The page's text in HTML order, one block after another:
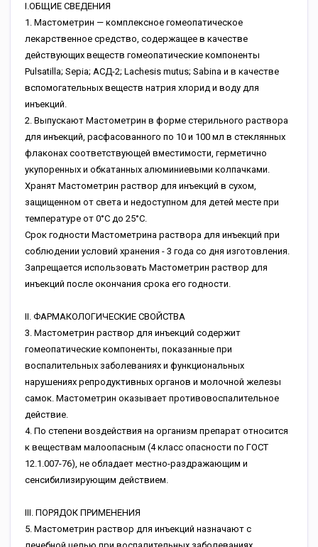
I.ОБЩИЕ СВЕДЕНИЯ
1. Мастометрин — комплексное гомеопатическое
лекарственное средство, содержащее в качестве
действующих веществ гомеопатические компоненты
Pulsatilla; Sepia; АСД-2; Lachesis mutus; Sabina и в качестве
вспомогательных веществ натрия хлорид и воду для
инъекций.
2. Выпускают Мастометрин в форме стерильного раствора
для инъекций, расфасованного по 10 и 100 мл в стеклянных
флаконах соответствующей вместимости, герметично
укупоренных и обкатанных алюминиевыми колпачками.
Хранят Мастометрин раствор для инъекций в сухом,
защищенном от света и недоступном для детей месте при
температуре от 0°С до 25°С.
Срок годности Мастометрина раствора для инъекций при
соблюдении условий хранения - 3 года со дня изготовления.
Запрещается использовать Мастометрин раствор для
инъекций после окончания срока его годности.
II. ФАРМАКОЛОГИЧЕСКИЕ СВОЙСТВА
3. Мастометрин раствор для инъекций содержит
гомеопатические компоненты, показанные при
воспалительных заболеваниях и функциональных
нарушениях репродуктивных органов и молочной железы
самок. Мастометрин оказывает противовоспалительное
действие.
4. По степени воздействия на организм препарат относится
к веществам малоопасным (4 класс опасности по ГОСТ
12.1.007-76), не обладает местно-раздражающим и
сенсибилизирующим действием.
III. ПОРЯДОК ПРИМЕНЕНИЯ
5. Мастометрин раствор для инъекций назначают с